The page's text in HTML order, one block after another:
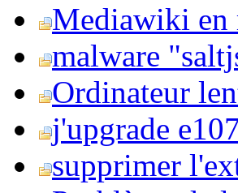
Mediawiki en
malware
Ordinateur
j'upgrade
supprimer